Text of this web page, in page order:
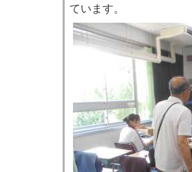
ています。